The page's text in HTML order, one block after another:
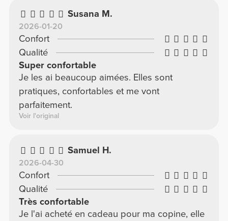
Susana M.
2026-01-20
Confort
Qualité
Super confortable
Je les ai beaucoup aimées. Elles sont
pratiques, confortables et me vont
parfaitement.
Voir l'original
Samuel H.
2026-04-30
Confort
Qualité
Très confortable
Je l'ai acheté en cadeau pour ma copine, elle